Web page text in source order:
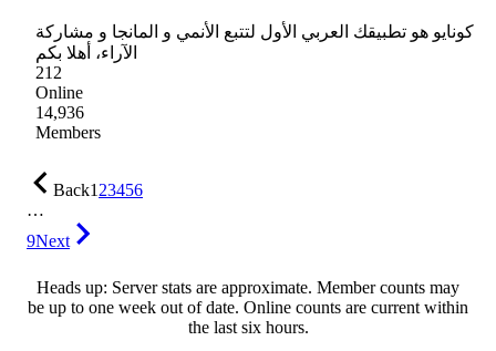
كونايو هو تطبيقك العربي الأول لتتبع الأنمي و المانجا و مشاركة
الآراء، أهلا بكم
212
Online
14,936
Members
Back123456
…
9Next
Heads up: Server stats are approximate. Member counts may
be up to one week out of date. Online counts are current within
the last six hours.